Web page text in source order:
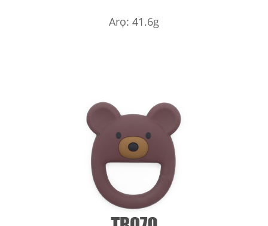
Arọ: 41.6g